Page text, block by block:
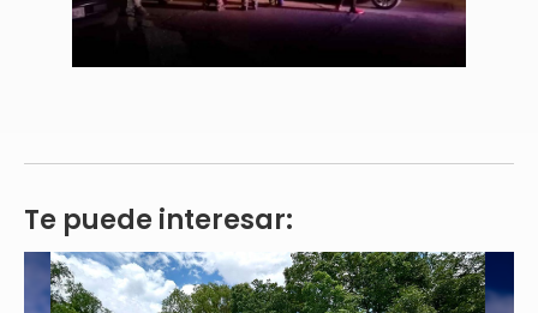
Te puede interesar: